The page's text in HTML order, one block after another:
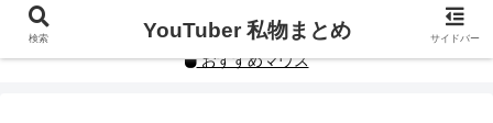
YouTuberや人気インフルエンサーの私物まとめです。
おすすめマウス
検索 YouTuber 私物まとめ サイドバー